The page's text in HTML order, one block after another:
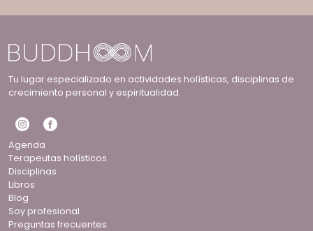
Tu lugar especializado en actividades holísticas, disciplinas de
crecimiento personal y espiritualidad.
Agenda
Terapeutas holísticos
Disciplinas
Libros
Blog
Soy profesional
Preguntas frecuentes